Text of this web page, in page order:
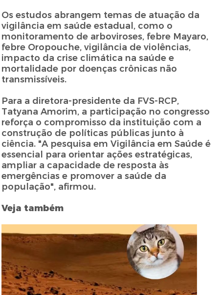
Os estudos abrangem temas de atuação da
vigilância em saúde estadual, como o
monitoramento de arboviroses, febre Mayaro,
febre Oropouche, vigilância de violências,
impacto da crise climática na saúde e
mortalidade por doenças crônicas não
transmissíveis.
Para a diretora-presidente da FVS-RCP,
Tatyana Amorim, a participação no congresso
reforça o compromisso da instituição com a
construção de políticas públicas junto à
ciência. "A pesquisa em Vigilância em Saúde é
essencial para orientar ações estratégicas,
ampliar a capacidade de resposta às
emergências e promover a saúde da
população", afirmou.
Veja também